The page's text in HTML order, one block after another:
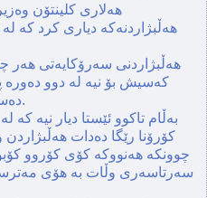
هه‌لاری كلینتۆن
هه‌ڵبژاردنه‌كه‌ دیاری كرد كه‌
كه‌سیش بۆ نیه‌ له‌ دوو
ده‌ستوووری وڵات یه‌كلایی كردۆته‌وه‌.
كۆرۆنا رێگا ده‌دات
چوونكه هه‌نووكه‌ كۆی ‌كۆروو
سه‌رتاسه‌ری وڵات به‌‌ هۆی